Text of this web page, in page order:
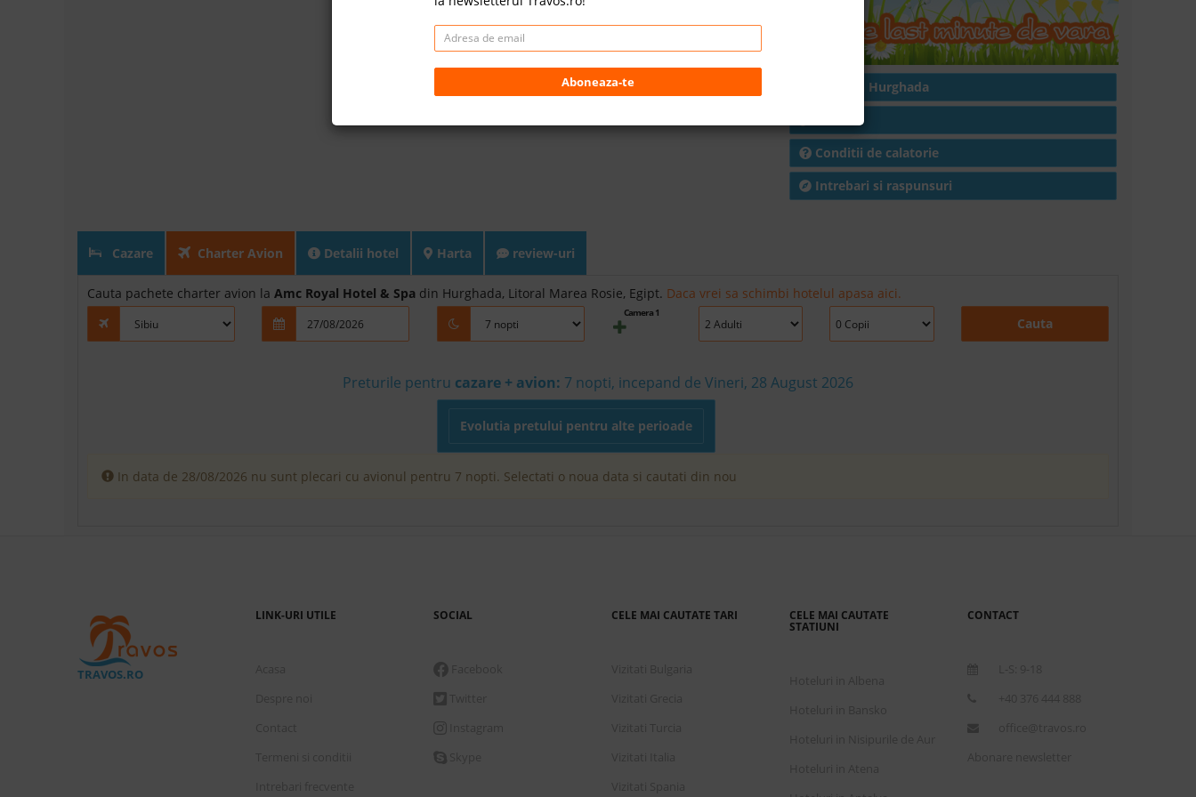
Hoteluri in Hurghada
Articole
Conditii de calatorie
Intrebari si raspunsuri
Cazare Charter Avion Detalii hotel Harta review-uri
Cauta pachete charter avion la Amc Royal Hotel & Spa din Hurghada, Litoral Marea Rosie, Egipt. Daca vrei sa schimbi hotelul apasa aici.
Camera 1
Cauta
Preturile pentru cazare + avion: 7 nopti, incepand de Vineri, 28 August 2026
Evolutia pretului pentru alte perioade
In data de 28/08/2026 nu sunt plecari cu avionul pentru 7 nopti. Selectati o noua data si cautati din nou
Aboneaza-te
TRAVOS.RO
LINK-URI UTILE SOCIAL CELE MAI CAUTATE TARI CELE MAI CAUTATE
STATIUNI
CONTACT